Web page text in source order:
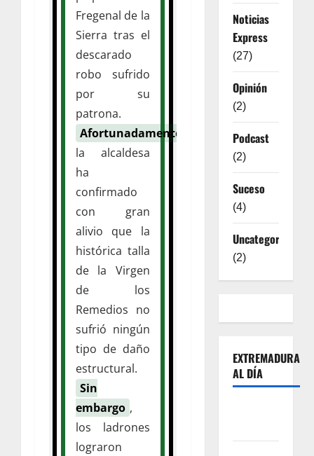
Fregenal de la
Sierra tras el
descarado
robo sufrido
por su
patrona.
Afortunadamente
la alcaldesa
ha
confirmado
con gran
alivio que la
histórica talla
de la Virgen
de los
Remedios no
sufrió ningún
tipo de daño
estructural.
Sin
embargo ,
los ladrones
lograron
Noticias
Express
(27)
Opinión
(2)
Podcast
(2)
Suceso
(4)
Uncategorized
(2)
EXTREMADURA
AL DÍA